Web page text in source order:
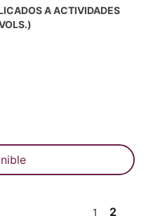
A ACTIVIDADES
1 2